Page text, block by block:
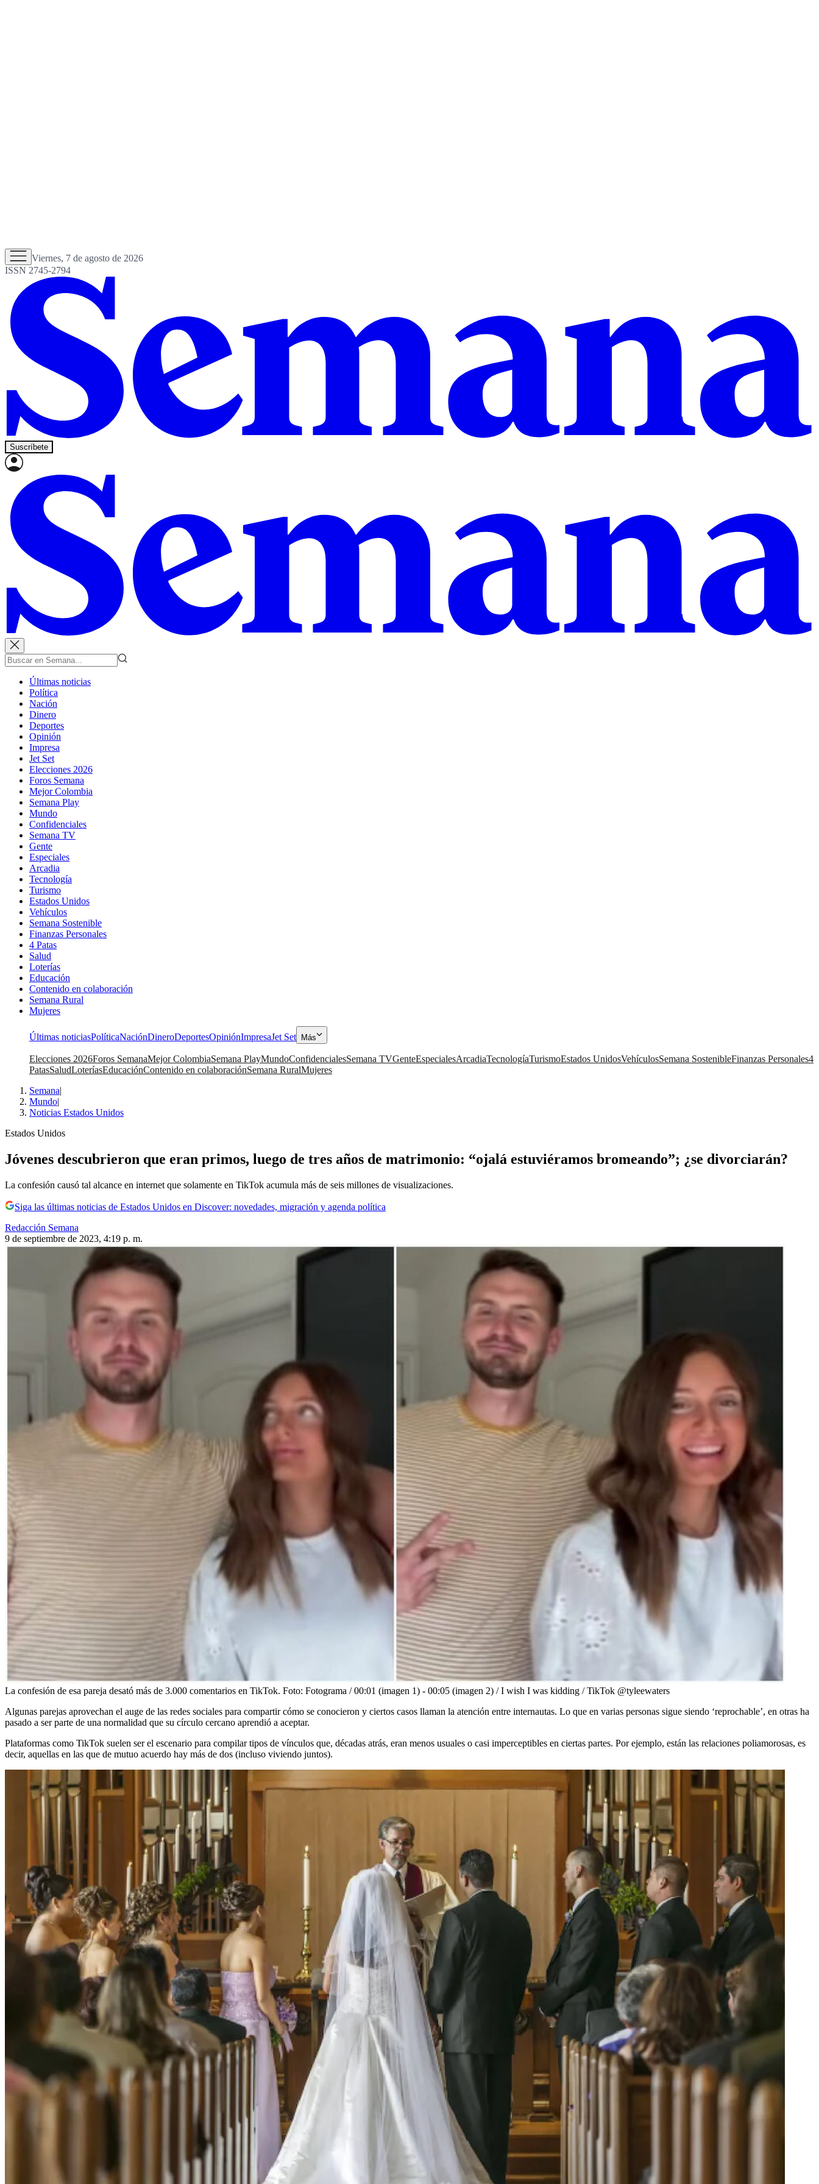
Viernes, 7 de agosto de 2026
ISSN 2745-2794
Suscríbete
Últimas noticias
Política
Nación
Dinero
Deportes
Opinión
Impresa
Jet Set
Elecciones 2026
Foros Semana
Mejor Colombia
Semana Play
Mundo
Confidenciales
Semana TV
Gente
Especiales
Arcadia
Tecnología
Turismo
Estados Unidos
Vehículos
Semana Sostenible
Finanzas Personales
4 Patas
Salud
Loterías
Educación
Contenido en colaboración
Semana Rural
Mujeres
Últimas noticiasPolíticaNaciónDineroDeportesOpiniónImpresaJet Set Más
Elecciones 2026Foros SemanaMejor ColombiaSemana PlayMundoConfidencialesSemana TVGenteEspecialesArcadiaTecnologíaTurismoEstados UnidosVehículosSemana SostenibleFinanzas Personales4
PatasSaludLoteríasEducaciónContenido en colaboraciónSemana RuralMujeres
Semana|
Mundo|
Noticias Estados Unidos
Estados Unidos
Jóvenes descubrieron que eran primos, luego de tres años de matrimonio: “ojalá estuviéramos bromeando”; ¿se divorciarán?
La confesión causó tal alcance en internet que solamente en TikTok acumula más de seis millones de visualizaciones.
Siga las últimas noticias de Estados Unidos en Discover: novedades, migración y agenda política
Redacción Semana
9 de septiembre de 2023, 4:19 p. m.
La confesión de esa pareja desató más de 3.000 comentarios en TikTok. Foto: Fotograma / 00:01 (imagen 1) - 00:05 (imagen 2) / I wish I was kidding / TikTok @tyleewaters
Algunas parejas aprovechan el auge de las redes sociales para compartir cómo se conocieron y ciertos casos llaman la atención entre internautas. Lo que en varias personas sigue siendo ‘reprochable’, en otras ha
pasado a ser parte de una normalidad que su círculo cercano aprendió a aceptar.
Plataformas como TikTok suelen ser el escenario para compilar tipos de vínculos que, décadas atrás, eran menos usuales o casi imperceptibles en ciertas partes. Por ejemplo, están las relaciones poliamorosas, es
decir, aquellas en las que de mutuo acuerdo hay más de dos (incluso viviendo juntos).